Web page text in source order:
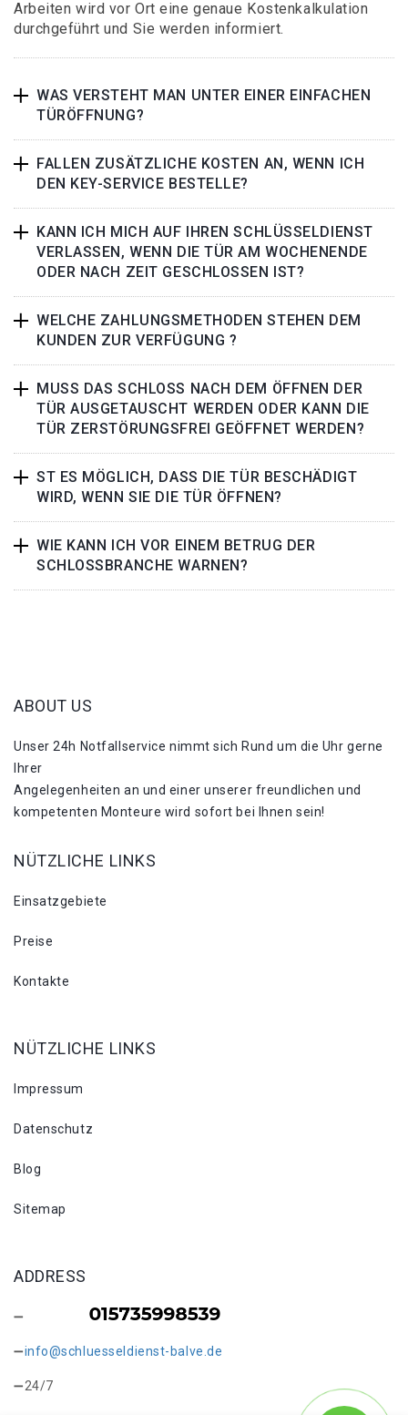
Arbeiten wird vor Ort eine genaue Kostenkalkulation
durchgeführt und Sie werden informiert.
WAS VERSTEHT MAN UNTER EINER EINFACHEN
TÜRÖFFNUNG?
FALLEN ZUSÄTZLICHE KOSTEN AN, WENN ICH
DEN KEY-SERVICE BESTELLE?
KANN ICH MICH AUF IHREN SCHLÜSSELDIENST
VERLASSEN, WENN DIE TÜR AM WOCHENENDE
ODER NACH ZEIT GESCHLOSSEN IST?
WELCHE ZAHLUNGSMETHODEN STEHEN DEM
KUNDEN ZUR VERFÜGUNG ?
MUSS DAS SCHLOSS NACH DEM ÖFFNEN DER
TÜR AUSGETAUSCHT WERDEN ODER KANN DIE
TÜR ZERSTÖRUNGSFREI GEÖFFNET WERDEN?
ST ES MÖGLICH, DASS DIE TÜR BESCHÄDIGT
WIRD, WENN SIE DIE TÜR ÖFFNEN?
WIE KANN ICH VOR EINEM BETRUG DER
SCHLOSSBRANCHE WARNEN?
ABOUT US
Unser 24h Notfallservice nimmt sich Rund um die Uhr gerne
Ihrer
Angelegenheiten an und einer unserer freundlichen und
kompetenten Monteure wird sofort bei Ihnen sein!
NÜTZLICHE LINKS
Einsatzgebiete
Preise
Kontakte
NÜTZLICHE LINKS
Impressum
Datenschutz
Blog
Sitemap
ADDRESS
info@schluesseldienst-balve.de
24/7